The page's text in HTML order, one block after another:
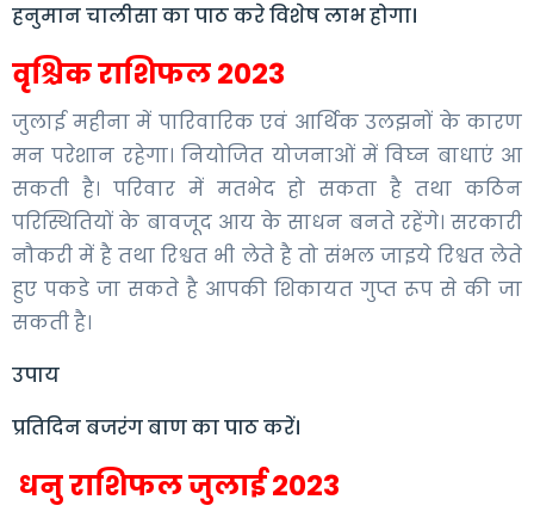
हनुमान चालीसा का पाठ करे विशेष लाभ होगा।
वृश्चिक राशिफल 2023
जुलाई महीना में पारिवारिक एवं आर्थिक उलझनों के कारण
मन परेशान रहेगा। नियोजित योजनाओं में विघ्न बाधाएं आ
सकती है। परिवार में मतभेद हो सकता है तथा कठिन
परिस्थितियों के बावजूद आय के साधन बनते रहेंगे। सरकारी
नौकरी में है तथा रिश्वत भी लेते है तो संभल जाइये रिश्वत लेते
हुए पकडे जा सकते है आपकी शिकायत गुप्त रूप से की जा
सकती है।
उपाय
प्रतिदिन बजरंग बाण का पाठ करें।
धनु राशिफल जुलाई 2023